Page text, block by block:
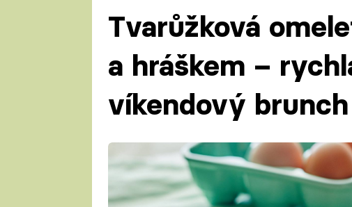
Tvarůžková
a hráškem –
víkendový brunch